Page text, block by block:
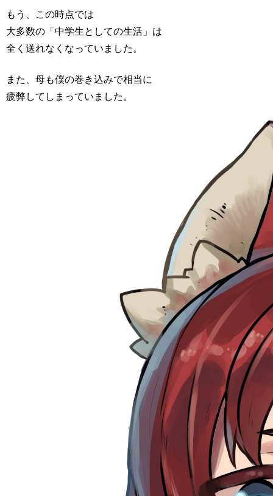
もう、この時点では
大多数の「中学生としての生活」は
全く送れなくなっていました。
また、母も僕の巻き込みで相当に
疲弊してしまっていました。